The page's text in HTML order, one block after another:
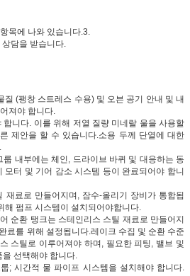
목에 나와 있습니다.3.
상담을 받습니다.
질 (팽창 스트레스 수용) 및 오븐 공기 안내 및 내
져야 합니다.
합니다. 이를 위해 저열 질량 미네랄 울을 사용할
제안을 할 수 있습니다.소용 두께 단열에 대한
내부에는 체인, 드라이브 바퀴 및 대응하는 동
모터 및 기어 감소 시스템 등이 완료되어야 합니
재료로 만들어지며, 잠수-올리기 장비가 통합됩
해 펌프 시스템이 설치되어야합니다.
순환 탱크는 스테인리스 스틸 재료로 만들어지
료를 위해 설정됩니다.레이크 수집 및 순환 수준
스틸로 이루어져야 하며, 필요한 피팅, 밸브 및
선택해야 합니다.
; 시간적 물 파이프 시스템을 설치해야 합니다.